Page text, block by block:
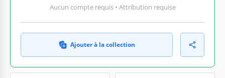
Aucun compte requis • Attribution requise
Ajouter à la collection